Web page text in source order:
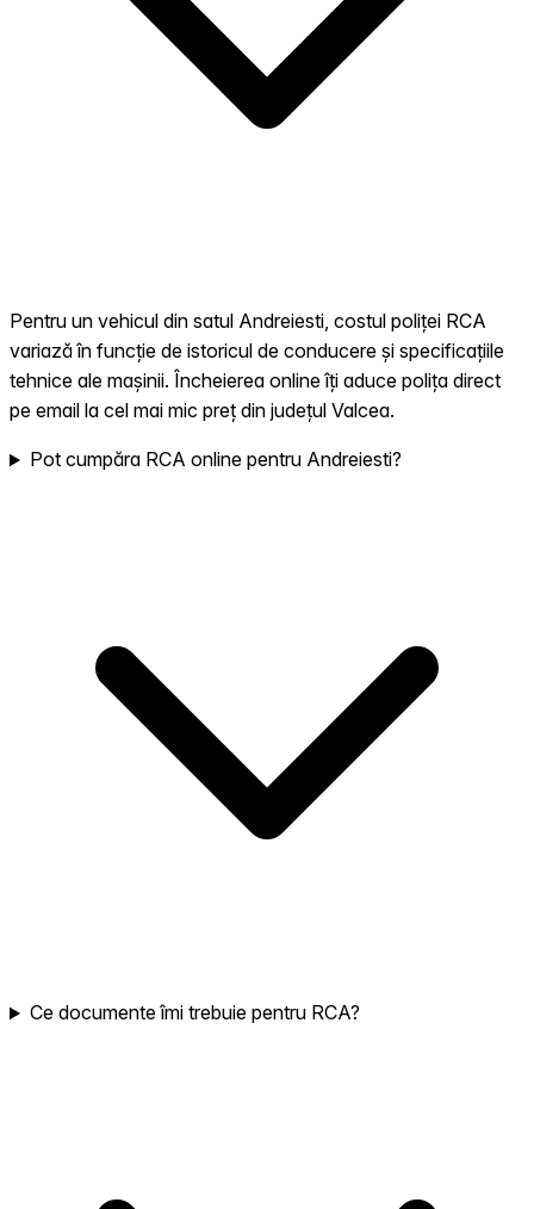
Pentru un vehicul din satul Andreiesti, costul poliței RCA
variază în funcție de istoricul de conducere și specificațiile
tehnice ale mașinii. Încheierea online îți aduce polița direct
pe email la cel mai mic preț din județul Valcea.
Pot cumpăra RCA online pentru Andreiesti?
Ce documente îmi trebuie pentru RCA?